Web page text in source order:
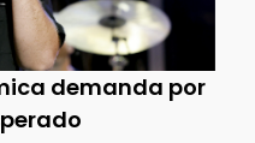
demanda por